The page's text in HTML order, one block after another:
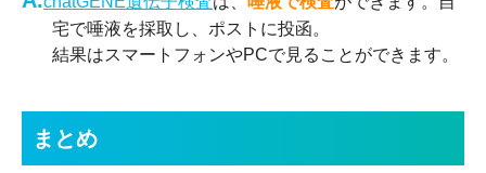
宅で唾液を採取し、ポストに投函。
結果はスマートフォンやPCで見ることができます。
まとめ